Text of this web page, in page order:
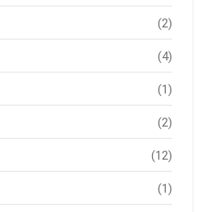
(2)
(4)
(1)
(2)
(12)
(1)